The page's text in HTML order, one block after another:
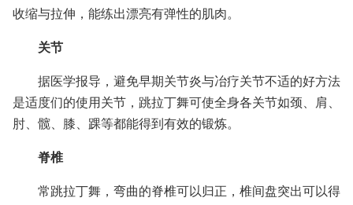
收缩与拉伸，能练出漂亮有弹性的肌肉。
关节
据医学报导，避免早期关节炎与冶疗关节不适的好方法
是适度们的使用关节，跳拉丁舞可使全身各关节如颈、肩、
肘、髋、膝、踝等都能得到有效的锻炼。
脊椎
常跳拉丁舞，弯曲的脊椎可以归正，椎间盘突出可以得